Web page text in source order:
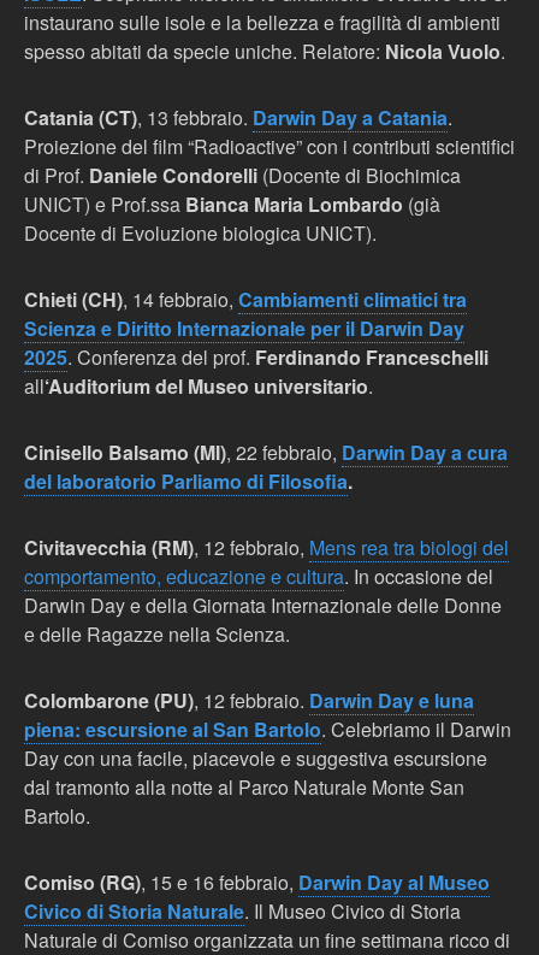
instaurano sulle isole e la bellezza e fragilità di ambienti
spesso abitati da specie uniche. Relatore: Nicola Vuolo.
Catania (CT), 13 febbraio. Darwin Day a Catania.
Proiezione del film “Radioactive” con i contributi scientifici
di Prof. Daniele Condorelli (Docente di Biochimica
UNICT) e Prof.ssa Bianca Maria Lombardo (già
Docente di Evoluzione biologica UNICT).
Chieti (CH), 14 febbraio, Cambiamenti climatici tra
Scienza e Diritto Internazionale per il Darwin Day
2025. Conferenza del prof. Ferdinando Franceschelli
all‘Auditorium del Museo universitario.
Cinisello Balsamo (MI), 22 febbraio, Darwin Day a cura
del laboratorio Parliamo di Filosofia.
Civitavecchia (RM), 12 febbraio, Mens rea tra biologi del
comportamento, educazione e cultura. In occasione del
Darwin Day e della Giornata Internazionale delle Donne
e delle Ragazze nella Scienza.
Colombarone (PU), 12 febbraio. Darwin Day e luna
piena: escursione al San Bartolo. Celebriamo il Darwin
Day con una facile, piacevole e suggestiva escursione
dal tramonto alla notte al Parco Naturale Monte San
Bartolo.
Comiso (RG), 15 e 16 febbraio, Darwin Day al Museo
Civico di Storia Naturale. Il Museo Civico di Storia
Naturale di Comiso organizzata un fine settimana ricco di